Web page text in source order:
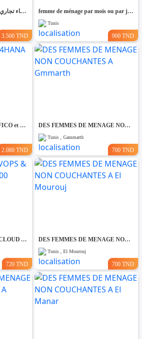
✨ للّكراء فضاء تجاري بموقع متميز في القيروان ✨
3.500 TND
femme de ménage par mois ou par jour
Tunis
900 TND
Formation SAP S/4HANA FICO et MM-SD
2.080 TND
DES FEMMES DE MENAGE NON COUCHANTES A Gmmarth
Tunis , Gammarth
700 TND
🚀 Formation DEVOPS & CLOUD AZURE AZ-900
720 TND
DES FEMMES DE MENAGE NON COUCHANTES A El Mourouj
Tunis , El Mourouj
700 TND